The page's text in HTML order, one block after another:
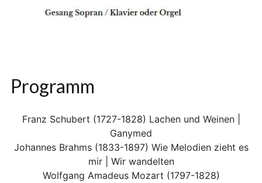
Programm
Franz Schubert (1727-1828) Lachen und Weinen |
Ganymed
Johannes Brahms (1833-1897) Wie Melodien zieht es
mir | Wir wandelten
Wolfgang Amadeus Mozart (1797-1828)